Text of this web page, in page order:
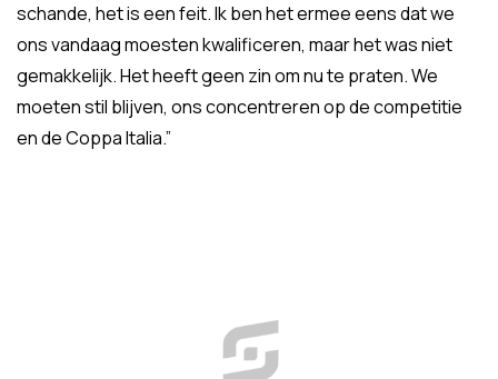
schande, het is een feit. Ik ben het ermee eens dat we
ons vandaag moesten kwalificeren, maar het was niet
gemakkelijk. Het heeft geen zin om nu te praten. We
moeten stil blijven, ons concentreren op de competitie
en de Coppa Italia.”